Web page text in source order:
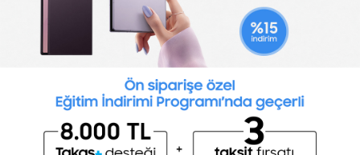
Toptalent Marka ve İnsan Kaynakları Danışmanlığı Limited Şirketi Özel İstihdam Bürosu